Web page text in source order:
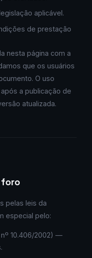
aplicável.
de prestação
nesta página com a
que os usuários
O uso
a publicação de
atualizada.
pelas leis da
especial pelo:
nº 10.406/2002) —